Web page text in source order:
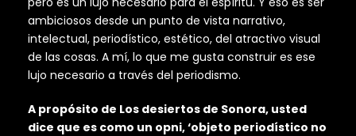
ambiciosos desde un punto de vista narrativo,
intelectual, periodístico, estético, del atractivo visual
de las cosas. A mí, lo que me gusta construir es ese
lujo necesario a través del periodismo.
A propósito de Los desiertos de Sonora, usted
dice que es como un opni, ‘objeto periodístico no